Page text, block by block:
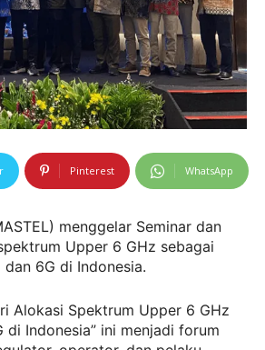
Pinterest WhatsApp
menggelar Seminar dan
Upper 6 GHz sebagai
6G di Indonesia.
Alokasi Spektrum Upper 6 GHz
Indonesia” ini menjadi forum